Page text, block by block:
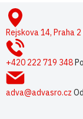
pRejskova 14, Praha 2
+420 222 719 348
adva@advasro.cz